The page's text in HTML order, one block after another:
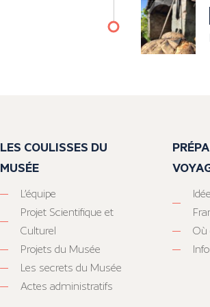
LES COULISSES DU
MUSÉE
L’équipe
Projet Scientifique et
Culturel
Projets du Musée
Les secrets du Musée
Actes administratifs
Où